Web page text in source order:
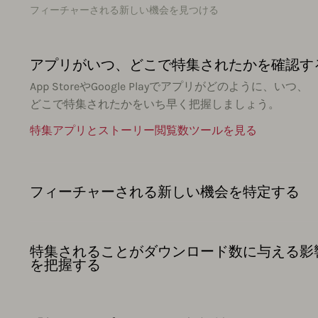
フィーチャーされる新しい機会を見つける
アプリがいつ、どこで特集されたかを確認す
App StoreやGoogle Playでアプリがどのように、いつ、
どこで特集されたかをいち早く把握しましょう。
特集アプリとストーリー閲覧数ツールを見る
フィーチャーされる新しい機会を特定する
特集されることがダウンロード数に与える影
を把握する